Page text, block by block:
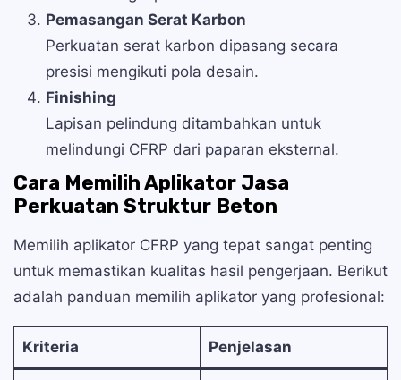
Pemasangan Serat Karbon
Perkuatan serat karbon dipasang secara
presisi mengikuti pola desain.
Finishing
Lapisan pelindung ditambahkan untuk
melindungi CFRP dari paparan eksternal.
Cara Memilih Aplikator Jasa
Perkuatan Struktur Beton
Memilih aplikator CFRP yang tepat sangat penting
untuk memastikan kualitas hasil pengerjaan. Berikut
adalah panduan memilih aplikator yang profesional:
Kriteria Penjelasan